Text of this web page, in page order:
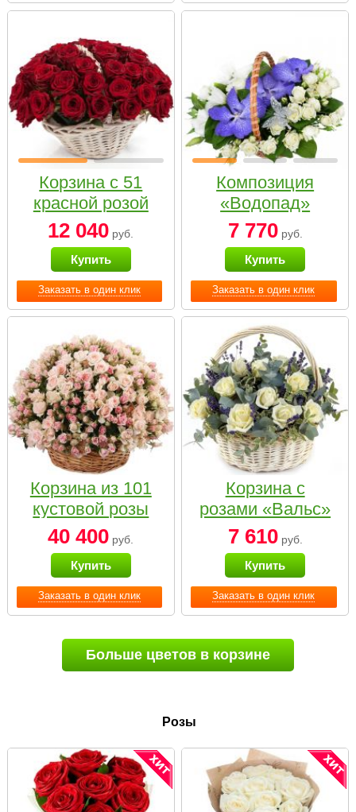
Заказать в один клик
Корзина с 51
красной розой
12 040 руб.
Купить
Заказать в один клик
Композиция
«Водопад»
7 770руб.
Купить
Заказать в один клик
Корзина из 101
кустовой розы
нежных тонов
40 400 руб.
Купить
Заказать в один клик
Корзина с
розами «Вальс»
7 610руб.
Купить
Больше цветов в корзине
Розы